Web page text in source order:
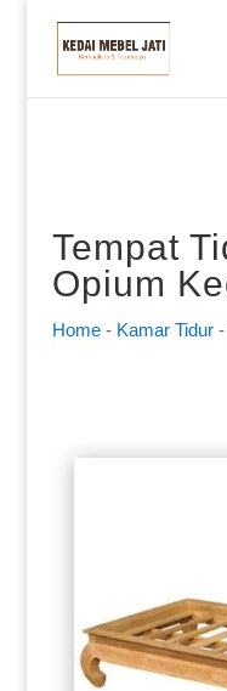
Tempat
Opium
Home- Kamar Tidur-